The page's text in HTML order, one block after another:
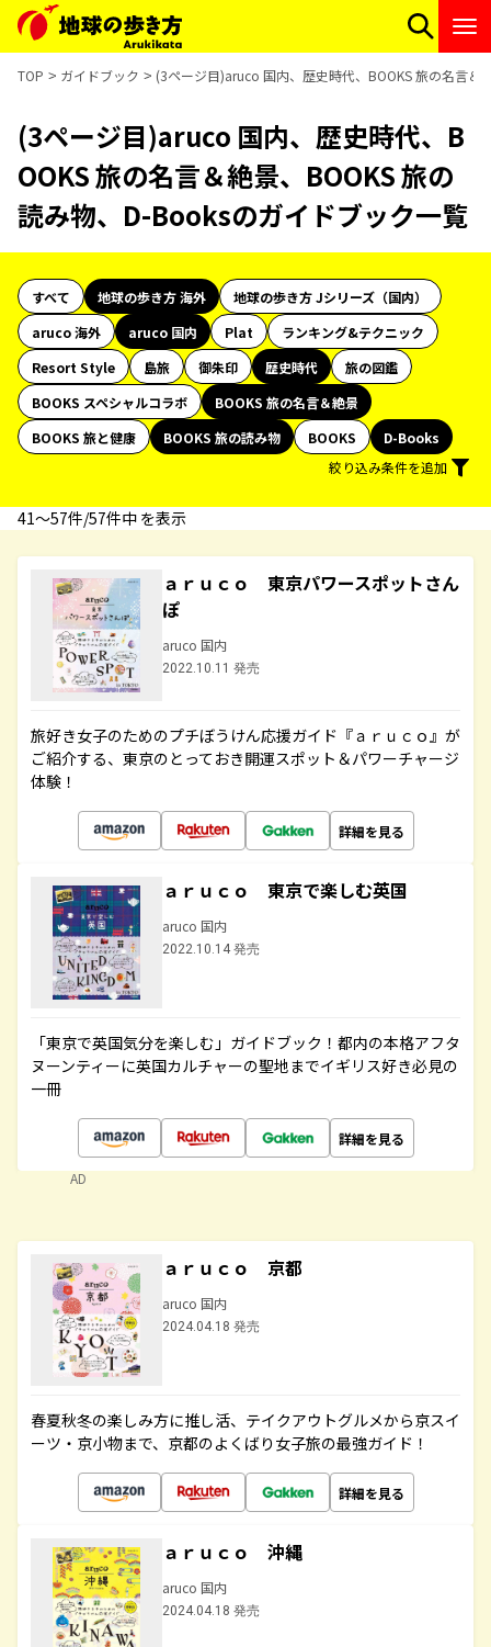
TOP ガイドブック (3ページ目)aruco 国内、歴史時代、BOOKS 旅の名言
(3ページ目)aruco 国内、歴史時代、B
OOKS 旅の名言＆絶景、BOOKS 旅の
読み物、D-Booksのガイドブック一覧
すべて 地球の歩き方 海外
地球の歩き方 Jシリーズ（国内）
aruco 海外
aruco 国内 Plat
ランキング&テクニック
Resort Style
島旅 御朱印 歴史時代
旅の図鑑
BOOKS スペシャルコラボ
BOOKS 旅の名言＆絶景
BOOKS 旅と健康
BOOKS 旅の読み物 BOOKS
D-Books
絞り込み条件を追加
41〜57件/57件中 を表示
ａｒｕｃｏ 東京パワースポットさん
ぽ
aruco 国内
2022.10.11 発売
旅好き女子のためのプチぼうけん応援ガイド『ａｒｕｃｏ』が
ご紹介する、東京のとっておき開運スポット＆パワーチャージ
体験！
詳細を見る
ａｒｕｃｏ 東京で楽しむ英国
aruco 国内
2022.10.14 発売
「東京で英国気分を楽しむ」ガイドブック！都内の本格アフタ
ヌーンティーに英国カルチャーの聖地までイギリス好き必見の
一冊
詳細を見る
AD
ａｒｕｃｏ 京都
aruco 国内
2024.04.18 発売
春夏秋冬の楽しみ方に推し活、テイクアウトグルメから京スイ
ーツ・京小物まで、京都のよくばり女子旅の最強ガイド！
詳細を見る
ａｒｕｃｏ 沖縄
aruco 国内
2024.04.18 発売